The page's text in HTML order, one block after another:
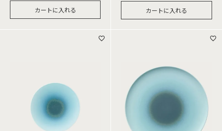
カートに入れる カートに入れる